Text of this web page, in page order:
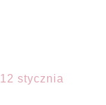
12 stycznia